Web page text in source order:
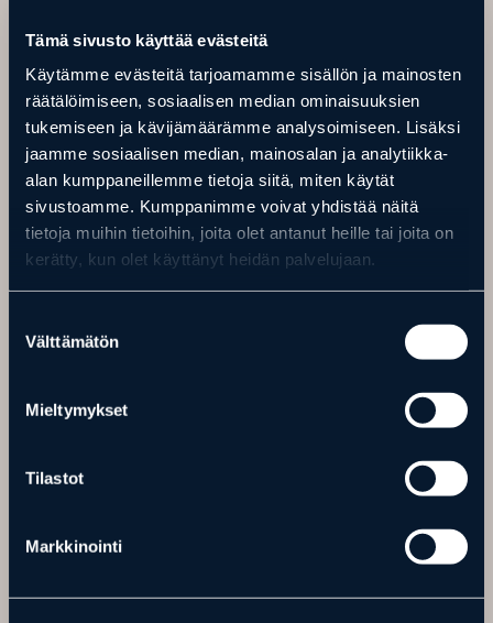
Tämä sivusto käyttää evästeitä
Käytämme evästeitä tarjoamamme sisällön ja mainosten
räätälöimiseen, sosiaalisen median ominaisuuksien
tukemiseen ja kävijämäärämme analysoimiseen. Lisäksi
jaamme sosiaalisen median, mainosalan ja analytiikka-
alan kumppaneillemme tietoja siitä, miten käytät
sivustoamme. Kumppanimme voivat yhdistää näitä
tietoja muihin tietoihin, joita olet antanut heille tai joita on
kerätty, kun olet käyttänyt heidän palvelujaan.
valinta
Välttämätön
Mieltymykset
Tilastot
Markkinointi
CONTACT DETAILS